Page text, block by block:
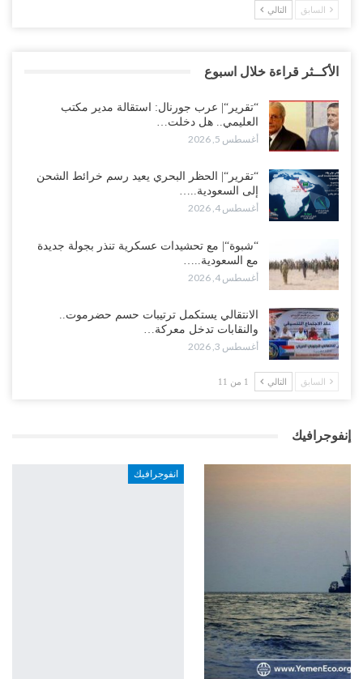
السابق التالي
الأكــثر قراءة خلال اسبوع
“تقرير“| عرب جورنال: استقالة مدير مكتب
العليمي.. هل دخلت…
أغسطس 5, 2026
“تقرير“| الحظر البحري يعيد رسم خرائط الشحن
إلى السعودية..…
أغسطس 4, 2026
“شبوة“| مع تحشيدات عسكرية تنذر بجولة جديدة
مع السعودية..…
أغسطس 4, 2026
الانتقالي يستكمل ترتيبات حسم حضرموت..
والنقابات تدخل معركة…
أغسطس 3, 2026
السابق التالي 1 من 11
إنفوجرافيك